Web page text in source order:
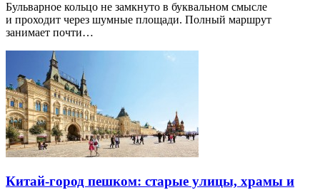
Бульварное кольцо не замкнуто в буквальном смысле
и проходит через шумные площади. Полный маршрут
занимает почти…
Китай-город пешком: старые улицы, храмы и